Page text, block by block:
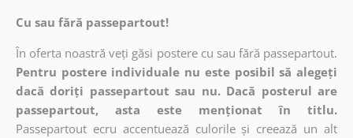
Cu sau fără passepartout!
În oferta noastră veți găsi postere cu sau fără passepartout.
Pentru postere individuale nu este posibil să alegeți
dacă doriți passepartout sau nu. Dacă posterul are
passepartout, asta este menționat în titlu.
Passepartout ecru accentuează culorile și creează un alt